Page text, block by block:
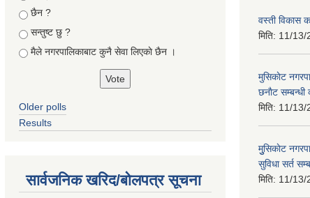
छैन ?
सन्तुष्ट छु ?
मैले नगरपालिकाबाट कुनै सेवा लिएकाे छैन ।
Older polls
Results
सार्वजनिक खरिद/बोलपत्र सूचना
वस्ती विकास
मिति: 11/13/
मुसिकाेट
छनाैट सम्बन्धी
मिति: 11/13/
मुुसिकाेट
सुविधा सर्त
मिति: 11/13/